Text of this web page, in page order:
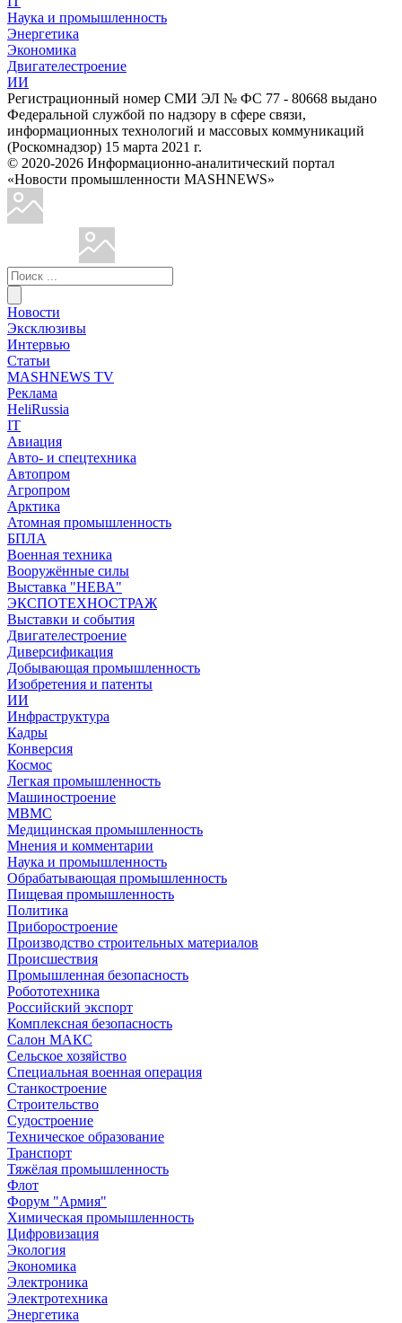
Наука и промышленность
Энергетика
Экономика
Двигателестроение
ИИ
Регистрационный номер СМИ ЭЛ № ФС 77 - 80668 выдано
Федеральной службой по надзору в сфере связи,
информационных технологий и массовых коммуникаций
(Роскомнадзор) 15 марта 2021 г.
© 2020-2026 Информационно-аналитический портал
«Новости промышленности MASHNEWS»
Новости
Эксклюзивы
Интервью
Статьи
MASHNEWS TV
Реклама
HeliRussia
IT
Авиация
Авто- и спецтехника
Автопром
Агропром
Арктика
Атомная промышленность
БПЛА
Военная техника
Вооружённые силы
Выставка "НЕВА"
ЭКСПОТЕХНОСТРАЖ
Выставки и события
Двигателестроение
Диверсификация
Добывающая промышленность
Изобретения и патенты
ИИ
Инфраструктура
Кадры
Конверсия
Космос
Легкая промышленность
Машиностроение
МВМС
Медицинская промышленность
Мнения и комментарии
Наука и промышленность
Обрабатывающая промышленность
Пищевая промышленность
Политика
Приборостроение
Производство строительных материалов
Происшествия
Промышленная безопасность
Робототехника
Российский экспорт
Комплексная безопасность
Салон МАКС
Сельское хозяйство
Специальная военная операция
Станкостроение
Строительство
Судостроение
Техническое образование
Транспорт
Тяжёлая промышленность
Флот
Форум "Армия"
Химическая промышленность
Цифровизация
Экология
Экономика
Электроника
Электротехника
Энергетика